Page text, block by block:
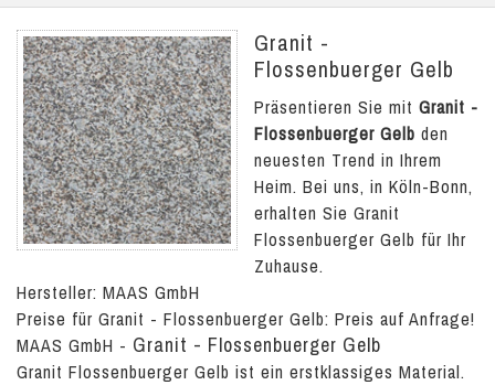
Granit -
Flossenbuerger Gelb
Präsentieren Sie mit Granit -
Flossenbuerger Gelb den
neuesten Trend in Ihrem
Heim. Bei uns, in Köln-Bonn,
erhalten Sie Granit
Flossenbuerger Gelb für Ihr
Zuhause.
Hersteller: MAAS GmbH
Preise für Granit - Flossenbuerger Gelb: Preis auf Anfrage!
MAAS GmbH - Granit - Flossenbuerger Gelb
Granit Flossenbuerger Gelb ist ein erstklassiges Material.